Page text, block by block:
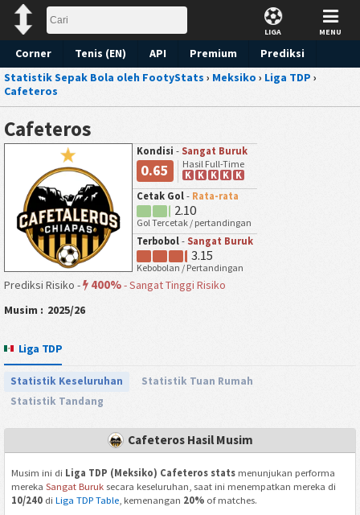
LIGA MENU
Corner Tenis (EN) API Premium
Prediksi
Statistik Sepak Bola oleh FootyStats › Meksiko › Liga TDP ›
Cafeteros
Cafeteros
Kondisi - Sangat Buruk
0.65
Hasil Full-Time
K
K K K
K
Cetak Gol - Rata-rata
2.10
Gol Tercetak / pertandingan
Terbobol - Sangat Buruk
3.15
Kebobolan / Pertandingan
Prediksi Risiko - 400%-Sangat Tinggi Risiko
Musim : 2025/26
Liga TDP
Statistik Keseluruhan
Statistik Tuan Rumah
Statistik Tandang
Cafeteros Hasil Musim
Musim ini di Liga TDP (Meksiko) Cafeteros statsmenunjukan performa
mereka Sangat Buruksecara keseluruhan, saat ini menempatkan mereka di
10/240di Liga TDP Table, kemenangan 20%of matches.